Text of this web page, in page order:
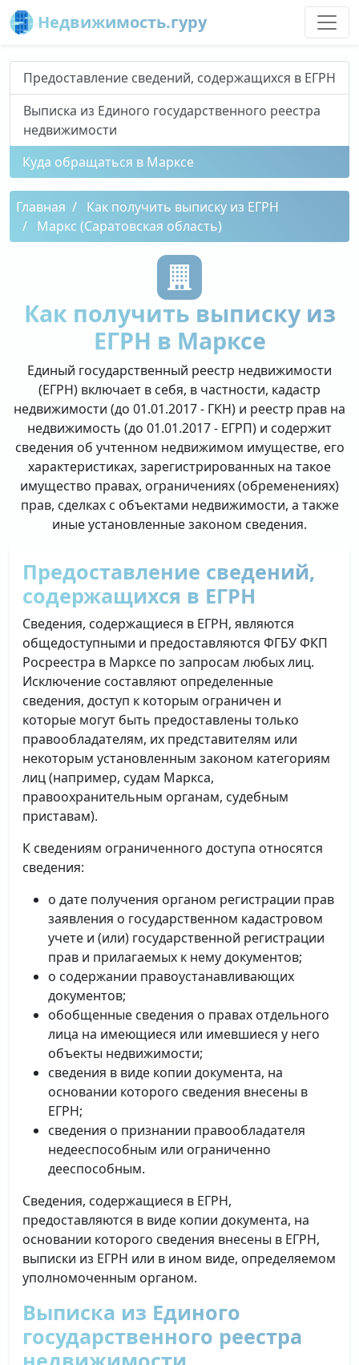
Недвижимость.гуру
Предоставление сведений, содержащихся в ЕГРН
Выписка из Единого государственного реестра
недвижимости
Куда обращаться в Марксе
Главная
Как получить выписку из ЕГРН
Маркс (Саратовская область)
Как получить выписку из
ЕГРН в Марксе
Единый государственный реестр недвижимости
(ЕГРН) включает в себя, в частности, кадастр
недвижимости (до 01.01.2017 - ГКН) и реестр прав на
недвижимость (до 01.01.2017 - ЕГРП) и содержит
сведения об учтенном недвижимом имуществе, его
характеристиках, зарегистрированных на такое
имущество правах, ограничениях (обременениях)
прав, сделках с объектами недвижимости, а также
иные установленные законом сведения.
Предоставление сведений,
содержащихся в ЕГРН
Сведения, содержащиеся в ЕГРН, являются
общедоступными и предоставляются ФГБУ ФКП
Росреестра в Марксе по запросам любых лиц.
Исключение составляют определенные
сведения, доступ к которым ограничен и
которые могут быть предоставлены только
правообладателям, их представителям или
некоторым установленным законом категориям
лиц (например, судам Маркса,
правоохранительным органам, судебным
приставам).
К сведениям ограниченного доступа относятся
сведения:
о дате получения органом регистрации прав
заявления о государственном кадастровом
учете и (или) государственной регистрации
прав и прилагаемых к нему документов;
о содержании правоустанавливающих
документов;
обобщенные сведения о правах отдельного
лица на имеющиеся или имевшиеся у него
объекты недвижимости;
сведения в виде копии документа, на
основании которого сведения внесены в
ЕГРН;
сведения о признании правообладателя
недееспособным или ограниченно
дееспособным.
Сведения, содержащиеся в ЕГРН,
предоставляются в виде копии документа, на
основании которого сведения внесены в ЕГРН,
выписки из ЕГРН или в ином виде, определяемом
уполномоченным органом.
Выписка из Единого
государственного реестра